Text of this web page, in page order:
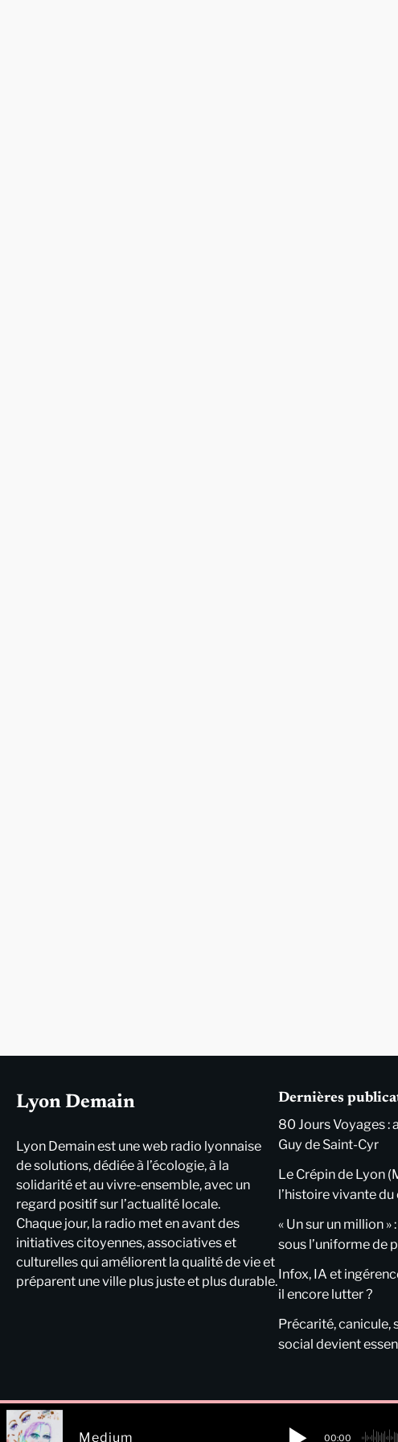
Lyon Demain
Lyon Demain est une web radio lyonnaise
de solutions, dédiée à l’écologie, à la
solidarité et au vivre-ensemble, avec un
regard positif sur l’actualité locale.
Chaque jour, la radio met en avant des
initiatives citoyennes, associatives et
culturelles qui améliorent la qualité de vie et
préparent une ville plus juste et plus durable.
Dernières
80 Jours Voyages :
Guy de Saint-Cyr
Le Crépin de Lyon
l’histoire vivante du
« Un sur un million »
sous l’uniforme de
Infox, IA et
il encore lutter ?
Précarité, canicule,
social devient
Medium 00:00